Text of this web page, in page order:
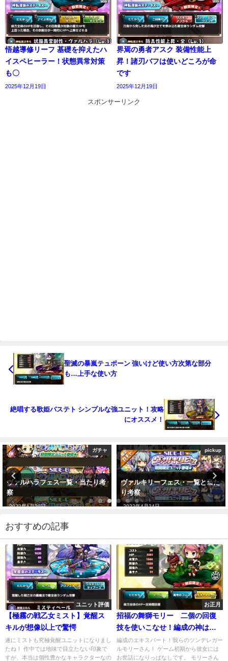
悟越導修リーフ 基礎を抑えたハ
イスペヒーラー！状態異常対策
も〇
2025年12月19日
界焉の勇者アスク 装備性能上
昇！諸刃バフは使いどころが命
です
2025年12月19日
スポンサーリンク
聖滅の暴嵐テュポーン 強いけど使い方次第な部分
も…上手な使い方
絶唱する歌姫バステト シンプルな強ユニット！攻略
にオススメ！
pickup
ヴァルキリーフェス・一覧と当た
り考察
2022年4月24日
ガチャ
幻夢郷フェス当たりは誰？オスス
メはこれ
2021年12月25日
おすすめの記事
ユニット評価
【極霧の戦乙女ミスト】覚醒ス
キルが想像以上で驚愕
遂にミストも究極覚醒ユニットになりまし
たね！ 作中では地味で目立たない印象で
すが、本当は個性豊かなキャラクターなの
お正月
招福の舞獅モリー 二個の回復
技を使いこなせ！編成の神はサ
ポートも神
編成のエキスパート！我らのツンデレガー
ルモリーさん！ ゲーム初期から彼女には
お世話になりっぱなしです。 モリーさん